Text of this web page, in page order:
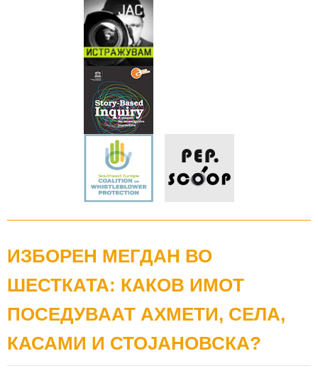
ИЗБОРЕН МЕГДАН ВО
ШЕСТКАТА: КАКОВ ИМОТ
ПОСЕДУВААТ AХМЕТИ, СЕЛА,
КАСАМИ И СТОЈАНОВСКА?